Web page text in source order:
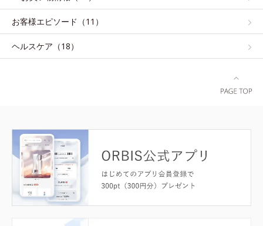
お客様エピソード（11）
ヘルスケア（18）